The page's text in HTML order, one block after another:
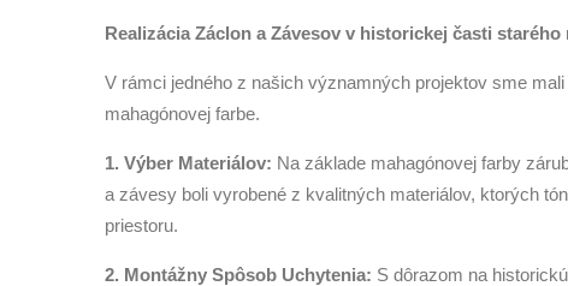
Realizácia Záclon a Závesov v historickej časti starého
V rámci jedného z našich významných projektov sme
mahagónovej farbe.
1. Výber Materiálov: Na základe mahagónovej farby
a závesy boli vyrobené z kvalitných materiálov, ktorých
priestoru.
2. Montážny Spôsob Uchytenia: S dôrazom na